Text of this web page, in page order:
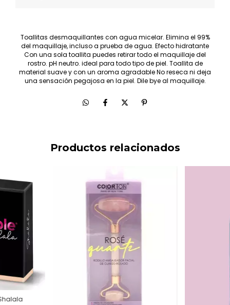
Toallitas desmaquillantes con agua micelar. Elimina el 99%
del maquillaje, incluso a prueba de agua. Efecto hidratante
Con una sola toallita puedes retirar todo el maquillaje del
rostro. pH neutro. ideal para todo tipo de piel. Toallita de
material suave y con un aroma agradable No reseca ni deja
una sensación pegajosa en la piel. Dile bye al maquillaje.
Productos relacionados